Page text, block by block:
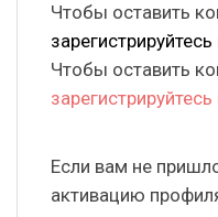
Чтобы оставить
зарегистрируйтесь
Чтобы оставить
зарегистрируйтесь
Если вам не
активацию